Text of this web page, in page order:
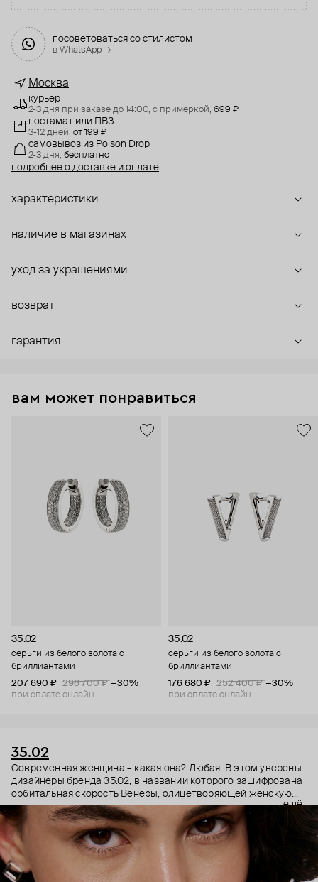
посоветоваться со стилистом
в WhatsApp →
Москва
курьер
2-3 дня при заказе до 14:00, с примеркой, 699 ₽
постамат или ПВЗ
3-12 дней, от 199 ₽
самовывоз из Poison Drop
2-3 дня, бесплатно
подробнее о доставке и оплате
характеристики
наличие в магазинах
уход за украшениями
возврат
гарантия
вам может понравиться
35.02
серьги из белого золота с
бриллиантами
207 690 ₽
296 700 ₽ −30%
при оплате онлайн
35.02
серьги из белого золота с
бриллиантами
176 680 ₽
252 400 ₽ −30%
при оплате онлайн
35.02
Современная женщина – какая она? Любая. В этом уверены
дизайнеры бренда 35.02, в названии которого зашифрована
орбитальная скорость Венеры, олицетворяющей женскую
энергию. Поэтому в украшениях 35.02 сочетается, казалось
бы, несочетаемое – все грани характера. Женственность и
строгость, плавные линии с графичными силуэтами,
современность и классика. В этих украшениях сплетаются
две стороны характера. Черные бриллианты –
таинственность, спрятанная в глубине личности. А белые –
ещё